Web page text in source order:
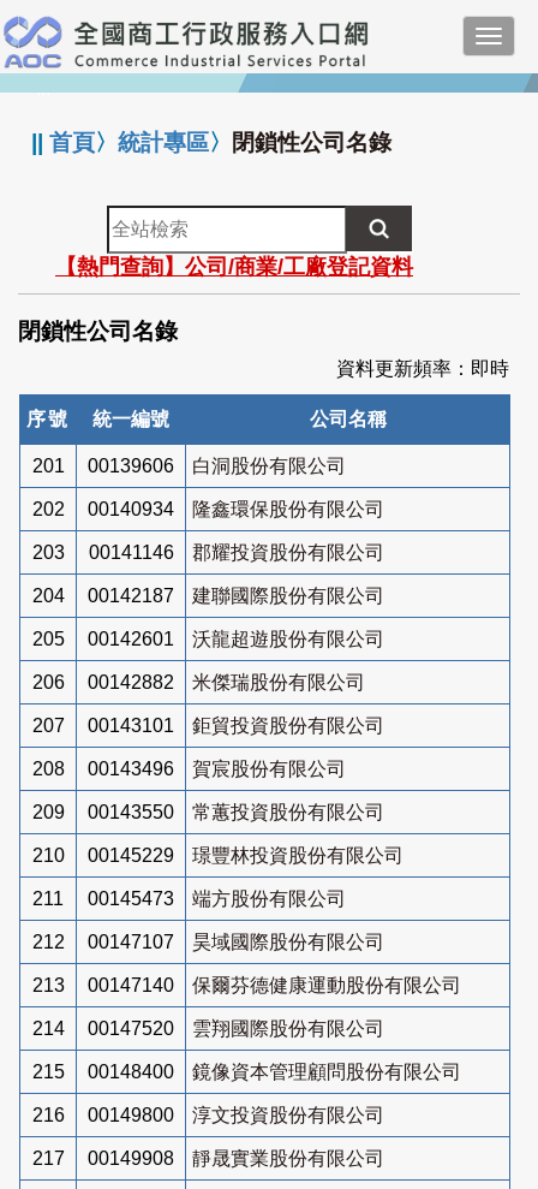
跳
到
主
要
:::
||首頁〉統計專區〉 閉鎖性公司名錄
全
站
檢
索
【熱門查詢】公司/商業/工廠登記資料
閉鎖性公司名錄
資料更新頻率：即時
序號 統一編號 公司名稱
201 00139606 白洞股份有限公司
202 00140934 隆鑫環保股份有限公司
203 00141146 郡耀投資股份有限公司
204 00142187 建聯國際股份有限公司
205 00142601 沃龍超遊股份有限公司
206 00142882 米傑瑞股份有限公司
207 00143101 鉅貿投資股份有限公司
208 00143496 賀宸股份有限公司
209 00143550 常蕙投資股份有限公司
210 00145229 璟豐林投資股份有限公司
211 00145473 端方股份有限公司
212 00147107 昊域國際股份有限公司
213 00147140 保爾芬德健康運動股份有限公司
214 00147520 雲翔國際股份有限公司
215 00148400 鏡像資本管理顧問股份有限公司
216 00149800 淳文投資股份有限公司
217 00149908 靜晟實業股份有限公司